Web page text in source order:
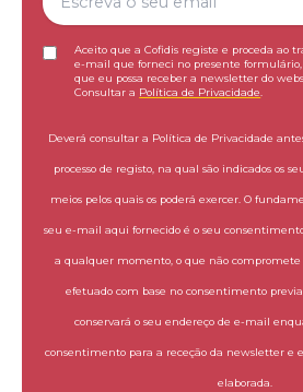
Aceito que a Cofidis registe e proceda ao
e-mail que forneci no presente
que eu possa receber a newsletter do
Consultar a Política de Privacidade
Deverá consultar a Política de Privacidade
processo de registo, na qual são indicados os
meios pelos quais os poderá exercer. O
seu e-mail aqui fornecido é o seu
a qualquer momento, o que não
efetuado com base no consentimento
conservará o seu endereço de e-mail
consentimento para a receção da newsletter e
elaborada.